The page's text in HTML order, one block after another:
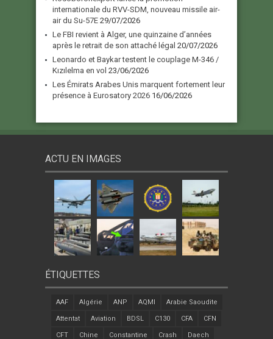
internationale du RVV-SDM, nouveau missile air-
air du Su-57E 29/07/2026
Le FBI revient à Alger, une quinzaine d’années
après le retrait de son attaché légal 20/07/2026
Leonardo et Baykar testent le couplage M-346 /
Kızılelma en vol 23/06/2026
Les Émirats Arabes Unis marquent fortement leur
présence à Eurosatory 2026 16/06/2026
ACTU EN IMAGES
ÉTIQUETTES
AAF Algérie ANP AQMI Arabie Saoudite
Attentat Aviation BDSL C130 CFA CFN
CFT Chine Constantine Crash Daech